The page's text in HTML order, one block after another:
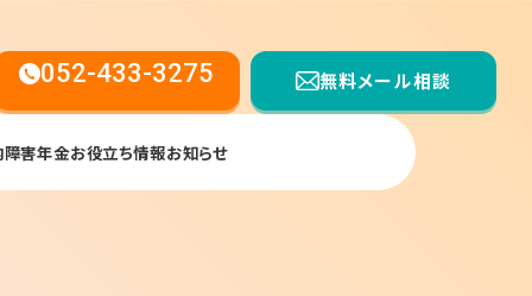
052-433-3275 無料メール相談
障害年金お役立ち情報お知らせ